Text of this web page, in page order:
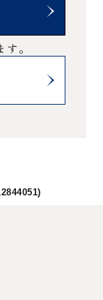
。